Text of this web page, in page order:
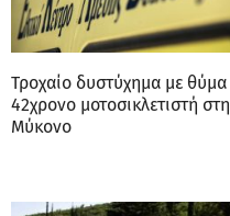
Τροχαίο δυστύχημα με θύμα
42χρονο μοτοσικλετιστή στη
Μύκονο